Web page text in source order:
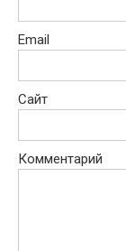
Email
Сайт
Комментарий